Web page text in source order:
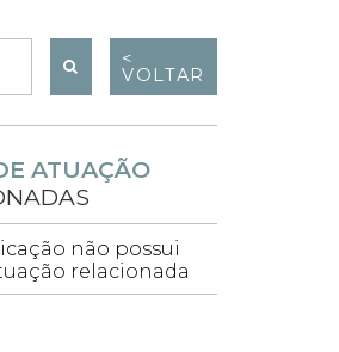
<
VOLTAR
ATUAÇÃO
não possui
relacionada